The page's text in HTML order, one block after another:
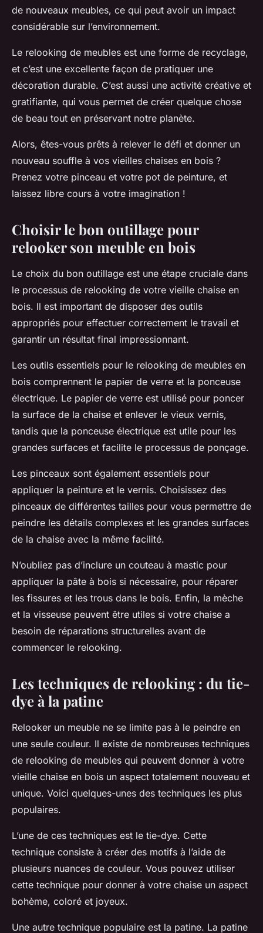
de nouveaux meubles, ce qui peut avoir un impact
considérable sur l’environnement.
Le relooking de meubles est une forme de recyclage,
et c’est une excellente façon de pratiquer une
décoration durable. C’est aussi une activité créative et
gratifiante, qui vous permet de créer quelque chose
de beau tout en préservant notre planète.
Alors, êtes-vous prêts à relever le défi et donner un
nouveau souffle à vos vieilles chaises en bois ?
Prenez votre pinceau et votre pot de peinture, et
laissez libre cours à votre imagination !
Choisir le bon outillage pour
relooker son meuble en bois
Le choix du bon outillage est une étape cruciale dans
le processus de relooking de votre vieille chaise en
bois. Il est important de disposer des outils
appropriés pour effectuer correctement le travail et
garantir un résultat final impressionnant.
Les outils essentiels pour le relooking de meubles en
bois comprennent le papier de verre et la ponceuse
électrique. Le papier de verre est utilisé pour poncer
la surface de la chaise et enlever le vieux vernis,
tandis que la ponceuse électrique est utile pour les
grandes surfaces et facilite le processus de ponçage.
Les pinceaux sont également essentiels pour
appliquer la peinture et le vernis. Choisissez des
pinceaux de différentes tailles pour vous permettre de
peindre les détails complexes et les grandes surfaces
de la chaise avec la même facilité.
N’oubliez pas d’inclure un couteau à mastic pour
appliquer la pâte à bois si nécessaire, pour réparer
les fissures et les trous dans le bois. Enfin, la mèche
et la visseuse peuvent être utiles si votre chaise a
besoin de réparations structurelles avant de
commencer le relooking.
Les techniques de relooking : du tie-
dye à la patine
Relooker un meuble ne se limite pas à le peindre en
une seule couleur. Il existe de nombreuses techniques
de relooking de meubles qui peuvent donner à votre
vieille chaise en bois un aspect totalement nouveau et
unique. Voici quelques-unes des techniques les plus
populaires.
L’une de ces techniques est le tie-dye. Cette
technique consiste à créer des motifs à l’aide de
plusieurs nuances de couleur. Vous pouvez utiliser
cette technique pour donner à votre chaise un aspect
bohème, coloré et joyeux.
Une autre technique populaire est la patine. La patine